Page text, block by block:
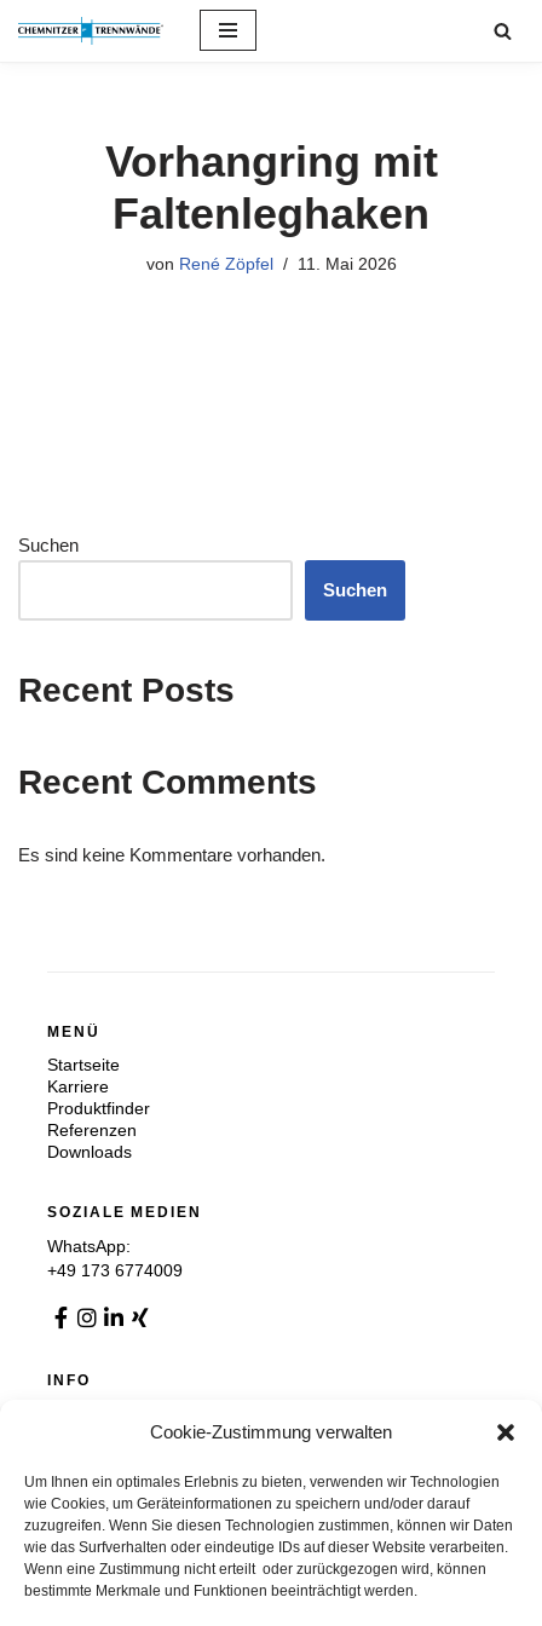
Cookie-Zustimmung verwalten
Um Ihnen ein optimales Erlebnis zu bieten, verwenden wir Technologien
wie Cookies, um Geräteinformationen zu speichern und/oder darauf
zuzugreifen. Wenn Sie diesen Technologien zustimmen, können wir Daten
wie das Surfverhalten oder eindeutige IDs auf dieser Website verarbeiten.
Wenn eine Zustimmung nicht erteilt oder zurückgezogen wird, können
bestimmte Merkmale und Funktionen beeinträchtigt werden.
Vorhangring mit
Faltenleghaken
von René Zöpfel 11. Mai 2026
Suchen
Suchen
Recent Posts
Recent Comments
Es sind keine Kommentare vorhanden.
MENÜ
Startseite
Karriere
Produktfinder
Referenzen
Downloads
SOZIALE MEDIEN
WhatsApp:
+49 173 6774009
INFO
Cookie-Richtlinie (EU)
Chemnitzer Trennwände GmbH & Co. KG
Auer Straße 36, 09366 Stollberg, Deutschland